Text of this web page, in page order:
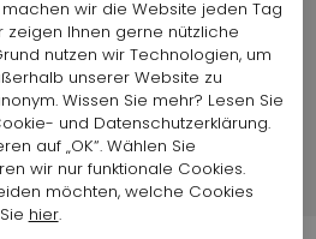
Kunststoff
Keilabsatz
Italien
machen wir die Website jeden Tag
zeigen Ihnen gerne nützliche
nutzen wir Technologien, um
unserer Website zu
Wissen Sie mehr? Lesen Sie
und Datenschutzerklärung.
auf „OK“. Wählen Sie
wir nur funktionale Cookies.
möchten, welche Cookies
hier.